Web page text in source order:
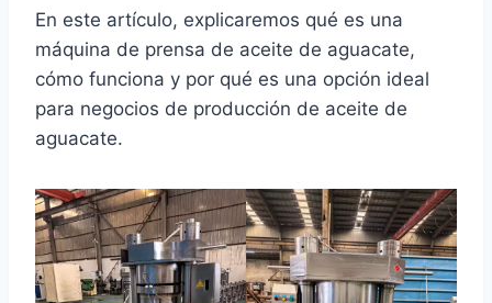
En este artículo, explicaremos qué es una
máquina de prensa de aceite de aguacate,
cómo funciona y por qué es una opción ideal
para negocios de producción de aceite de
aguacate.